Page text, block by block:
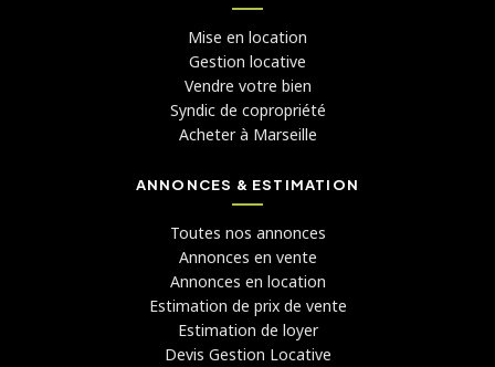
Mise en location
Gestion locative
Vendre votre bien
Syndic de copropriété
Acheter à Marseille
ANNONCES & ESTIMATION
Toutes nos annonces
Annonces en vente
Annonces en location
Estimation de prix de vente
Estimation de loyer
Devis Gestion Locative